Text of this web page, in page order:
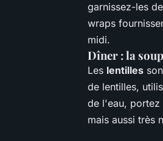
garnissez-les
wraps
midi.
Dîner : la
Les lentilles
de lentilles,
de l'eau, portez
mais aussi très